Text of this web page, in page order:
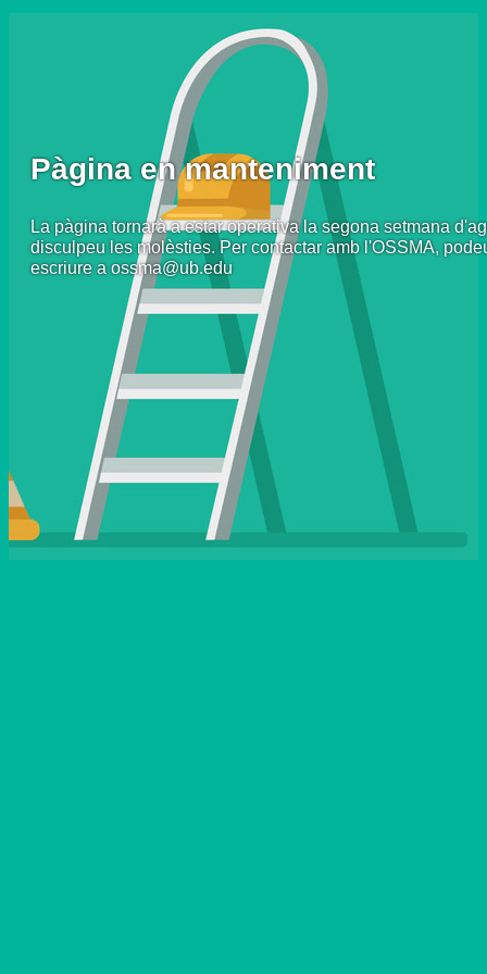
Pàgina en manteniment
La pàgina tornarà a estar operativa la segona setmana
disculpeu les molèsties. Per contactar amb l'OSSMA,
escriure a ossma@ub.edu